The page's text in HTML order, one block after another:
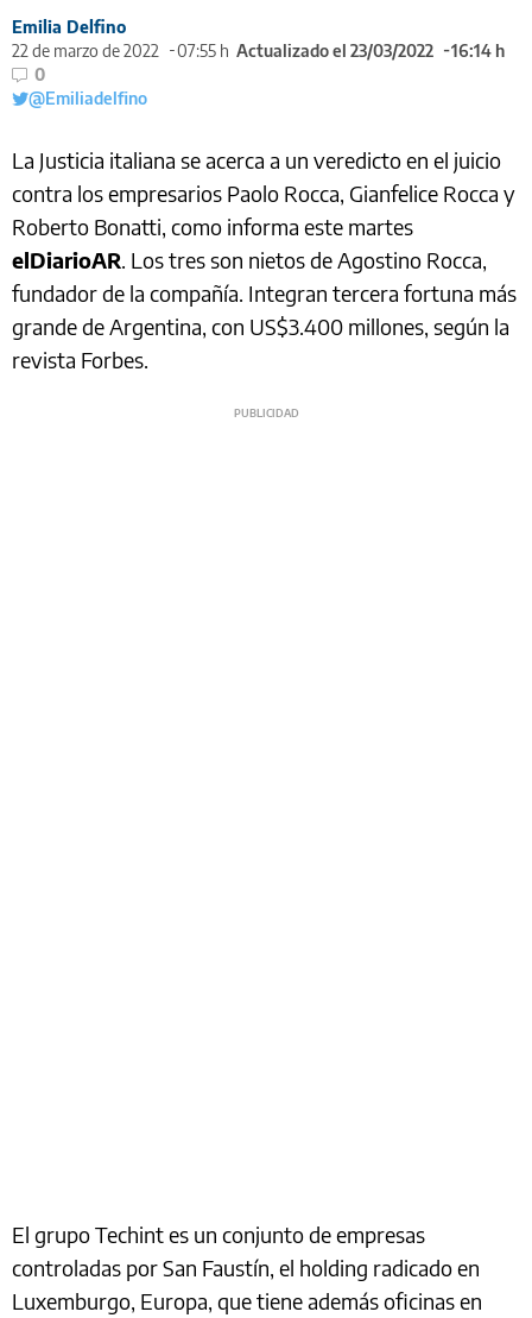
Emilia Delfino
22 de marzo de 2022
07:55 h Actualizado el 23/03/2022
16:14 h
0
@Emiliadelfino
La Justicia italiana se acerca a un veredicto en el juicio
contra los empresarios Paolo Rocca, Gianfelice Rocca y
Roberto Bonatti, como informa este martes
elDiarioAR. Los tres son nietos de Agostino Rocca,
fundador de la compañía. Integran tercera fortuna más
grande de Argentina, con US$3.400 millones, según la
revista Forbes.
El grupo Techint es un conjunto de empresas
controladas por San Faustín, el holding radicado en
Luxemburgo, Europa, que tiene además oficinas en